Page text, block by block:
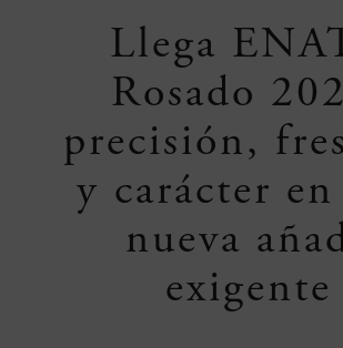
Llega
Rosado
precisión,
y carácter
nueva
exigente